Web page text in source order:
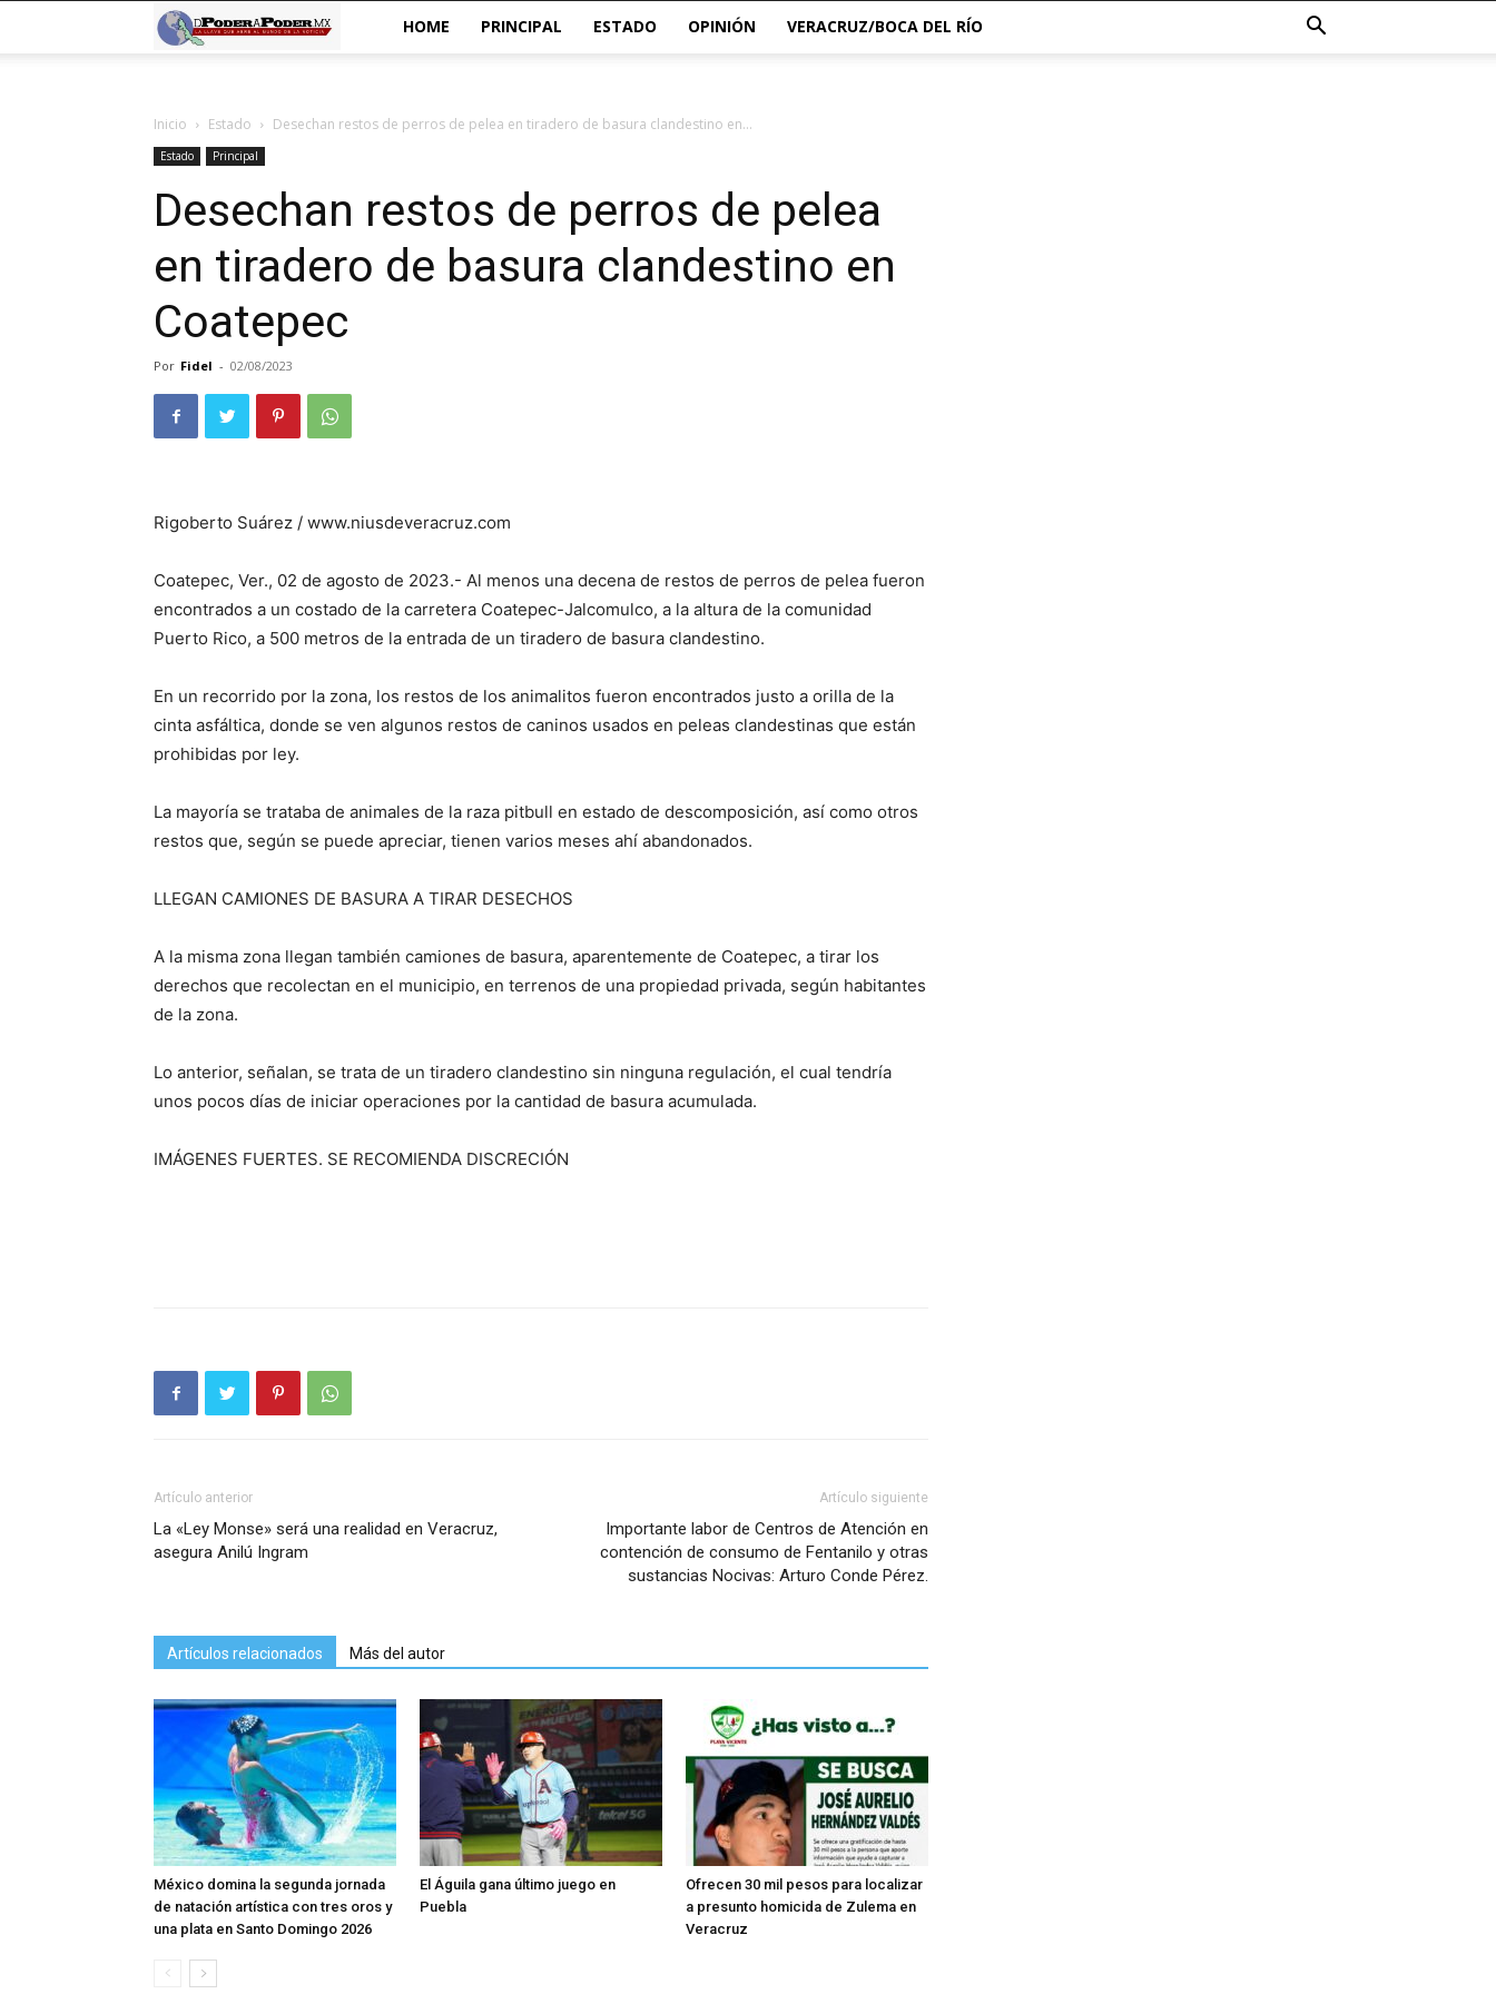
a
HOME PRINCIPAL ESTADO OPINIÓN VERACRUZ/BOCA DEL RÍO
Inicio Estado Desechan restos de perros de pelea en tiradero de basura clandestino en...
Estado Principal
Desechan restos de perros de pelea
en tiradero de basura clandestino en
Coatepec
Por Fidel - 02/08/2023
Rigoberto Suárez / www.niusdeveracruz.com
Coatepec, Ver., 02 de agosto de 2023.- Al menos una decena de restos de perros de pelea fueron
encontrados a un costado de la carretera Coatepec-Jalcomulco, a la altura de la comunidad
Puerto Rico, a 500 metros de la entrada de un tiradero de basura clandestino.
En un recorrido por la zona, los restos de los animalitos fueron encontrados justo a orilla de la
cinta asfáltica, donde se ven algunos restos de caninos usados en peleas clandestinas que están
prohibidas por ley.
La mayoría se trataba de animales de la raza pitbull en estado de descomposición, así como otros
restos que, según se puede apreciar, tienen varios meses ahí abandonados.
LLEGAN CAMIONES DE BASURA A TIRAR DESECHOS
A la misma zona llegan también camiones de basura, aparentemente de Coatepec, a tirar los
derechos que recolectan en el municipio, en terrenos de una propiedad privada, según habitantes
de la zona.
Lo anterior, señalan, se trata de un tiradero clandestino sin ninguna regulación, el cual tendría
unos pocos días de iniciar operaciones por la cantidad de basura acumulada.
IMÁGENES FUERTES. SE RECOMIENDA DISCRECIÓN
Artículo anterior
La «Ley Monse» será una realidad en Veracruz,
asegura Anilú Ingram
Artículo siguiente
Importante labor de Centros de Atención en
contención de consumo de Fentanilo y otras
sustancias Nocivas: Arturo Conde Pérez.
Artículos relacionados Más del autor
México domina la segunda jornada
de natación artística con tres oros y
una plata en Santo Domingo 2026
El Águila gana último juego en
Puebla
Ofrecen 30 mil pesos para localizar
a presunto homicida de Zulema en
Veracruz